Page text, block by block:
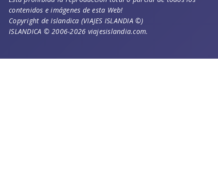
contenidos e imágenes de esta Web!
Copyright de Islandica (VIAJES ISLANDIA ©)
ISLANDICA © 2006-2026 viajesislandia.com.